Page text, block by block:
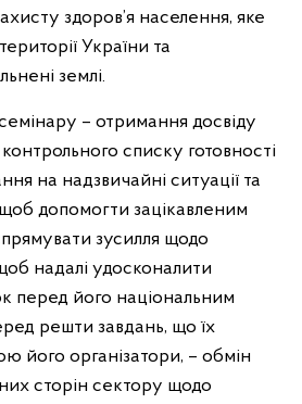
здоров’я населення, яке
України та
землі.
– отримання досвіду
списку готовності
на надзвичайні ситуації та
щоб допомогти зацікавленим
зусилля щодо
надалі удосконалити
перед його національним
решти завдань, що їх
його організатори, – обмін
сторін сектору щодо